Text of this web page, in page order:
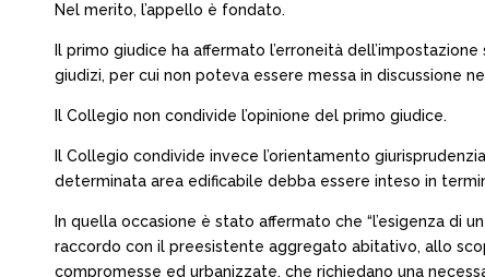
Nel merito, l’appello è fondato.
Il primo giudice ha affermato l’erroneità
giudizi, per cui non poteva essere messa in discussione
Il Collegio non condivide l’opinione del primo giudice.
Il Collegio condivide invece l’orientamento
determinata area edificabile debba essere inteso in
In quella occasione è stato affermato che “l’esigenza di
raccordo con il preesistente aggregato abitativo, allo
compromesse ed urbanizzate, che richiedano una